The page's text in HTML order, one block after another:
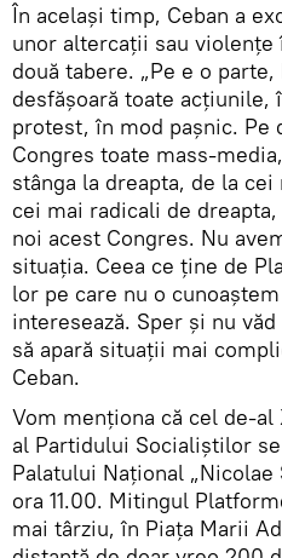
În același timp, Ceban a
unor altercații sau
două tabere. „Pe e o
desfășoară toate acțiunile,
protest, în mod pașnic. Pe
Congres toate mass-
stânga la dreapta, de la
cei mai radicali de
noi acest Congres. Nu
situația. Ceea ce ține de
lor pe care nu o
interesează. Sper și nu
să apară situații mai
Ceban.
Vom menționa că cel de-
al Partidului Socialiștilor
Palatului Naţional
ora 11.00. Mitingul
mai târziu, în Piața Marii